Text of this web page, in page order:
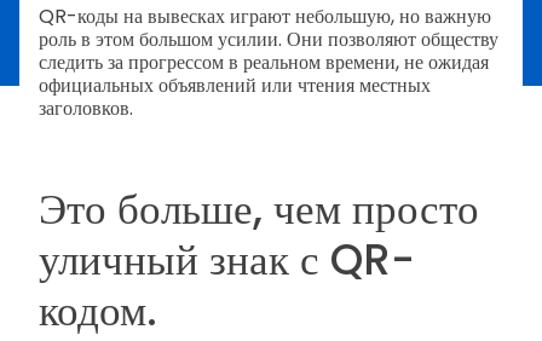
QR-коды на вывесках играют небольшую, но важную
роль в этом большом усилии. Они позволяют обществу
следить за прогрессом в реальном времени, не ожидая
официальных объявлений или чтения местных
заголовков.
Это больше, чем просто
уличный знак с QR-
кодом.